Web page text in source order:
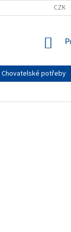
PODMÍNKY OCHRANYCZK
Chovatelské potřeby